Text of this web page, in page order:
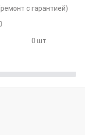
с гарантией)
0 шт.